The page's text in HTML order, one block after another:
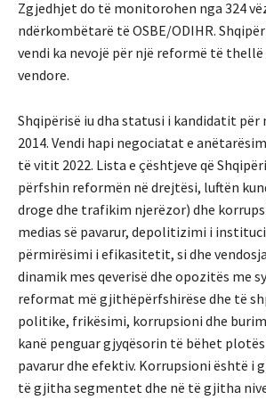
Zgjedhjet do të monitorohen nga 324
ndërkombëtarë të OSBE/ODIHR.
vendi ka nevojë për një reformë të
vendore.
Shqipërisë iu dha statusi i kandidatit për
2014. Vendi hapi negociatat e
të vitit 2022. Lista e çështjeve që
përfshin reformën në drejtësi, luftën
droge dhe trafikim njerëzor) dhe
medias së pavarur, depolitizimi i
përmirësimi i efikasitetit, si dhe
dinamik mes qeverisë dhe opozitës me
reformat më gjithëpërfshirëse dhe të
politike, frikësimi, korrupsioni dhe
kanë penguar gjyqësorin të bëhet
pavarur dhe efektiv. Korrupsioni është i
të gjitha segmentet dhe në të gjitha